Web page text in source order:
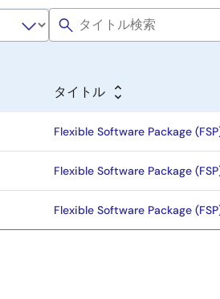
タイトル
Flexible Software Package
Flexible Software Package
Flexible Software Package